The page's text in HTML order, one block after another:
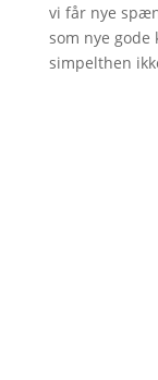
vi får nye
som nye
simpelthen